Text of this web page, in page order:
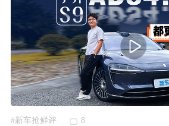
#新车抢鲜评 8